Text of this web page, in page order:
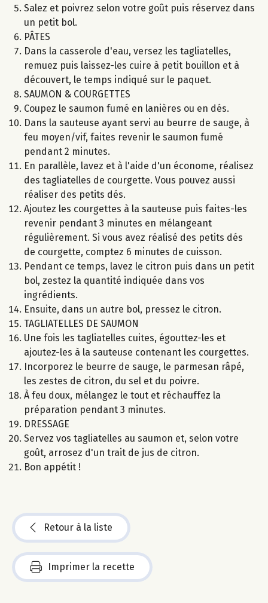
Salez et poivrez selon votre goût puis réservez dans
un petit bol.
PÂTES
Dans la casserole d'eau, versez les tagliatelles,
remuez puis laissez-les cuire à petit bouillon et à
découvert, le temps indiqué sur le paquet.
SAUMON & COURGETTES
Coupez le saumon fumé en lanières ou en dés.
Dans la sauteuse ayant servi au beurre de sauge, à
feu moyen/vif, faites revenir le saumon fumé
pendant 2 minutes.
En parallèle, lavez et à l'aide d'un économe, réalisez
des tagliatelles de courgette. Vous pouvez aussi
réaliser des petits dés.
Ajoutez les courgettes à la sauteuse puis faites-les
revenir pendant 3 minutes en mélangeant
régulièrement. Si vous avez réalisé des petits dés
de courgette, comptez 6 minutes de cuisson.
Pendant ce temps, lavez le citron puis dans un petit
bol, zestez la quantité indiquée dans vos
ingrédients.
Ensuite, dans un autre bol, pressez le citron.
TAGLIATELLES DE SAUMON
Une fois les tagliatelles cuites, égouttez-les et
ajoutez-les à la sauteuse contenant les courgettes.
Incorporez le beurre de sauge, le parmesan râpé,
les zestes de citron, du sel et du poivre.
À feu doux, mélangez le tout et réchauffez la
préparation pendant 3 minutes.
DRESSAGE
Servez vos tagliatelles au saumon et, selon votre
goût, arrosez d'un trait de jus de citron.
Bon appétit !
Retour à la liste
Imprimer la recette